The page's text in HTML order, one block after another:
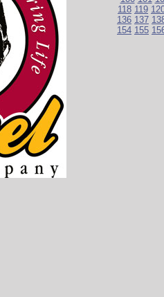
118 119
136 137
154 155